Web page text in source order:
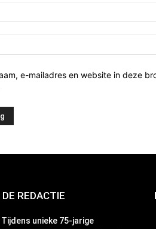
e-mailadres en website in deze
REDACTIE
Tijdens unieke 75-jarige